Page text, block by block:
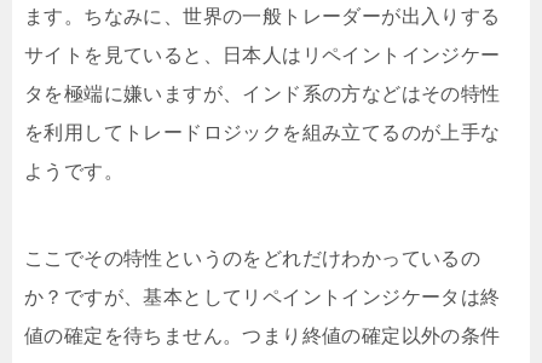
ます。ちなみに、世界の一般トレーダーが出入りする
サイトを見ていると、日本人はリペイントインジケー
タを極端に嫌いますが、インド系の方などはその特性
を利用してトレードロジックを組み立てるのが上手な
ようです。
ここでその特性というのをどれだけわかっているの
か？ですが、基本としてリペイントインジケータは終
値の確定を待ちません。つまり終値の確定以外の条件